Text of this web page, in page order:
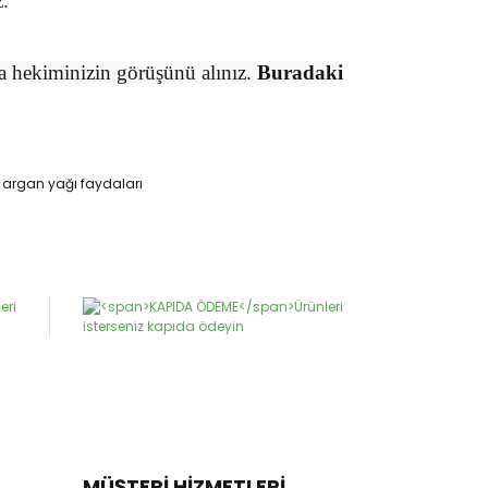
hekiminizin görüşünü alınız. Buradaki
tarafımıza iletebilirsiniz.
argan yağı faydaları